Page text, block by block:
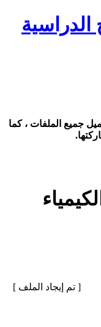
الدراسية
جميع الملفات ، كما
[ تم إيجاد الملف ]